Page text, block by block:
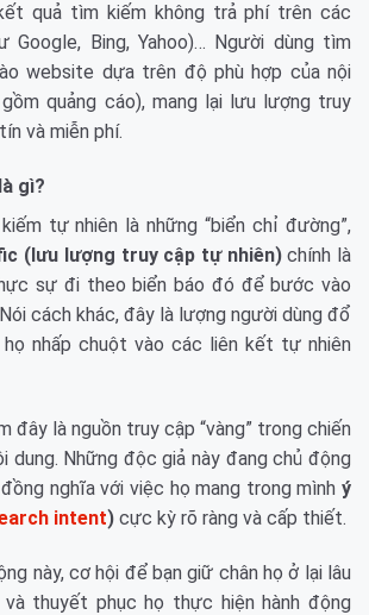
quả tìm kiếm không trả phí trên các
Google, Bing, Yahoo)… Người dùng tìm
website dựa trên độ phù hợp của nội
quảng cáo), mang lại lưu lượng truy
và miễn phí.
gì?
tự nhiên là những “biển chỉ đường”,
(lưu lượng truy cập tự nhiên)chính là
sự đi theo biển báo đó để bước vào
cách khác, đây là lượng người dùng đổ
nhấp chuột vào các liên kết tự nhiên
đây là nguồn truy cập “vàng” trong chiến
dung. Những độc giả này đang chủ động
nghĩa với việc họ mang trong mình ý
intent) cực kỳ rõ ràng và cấp thiết.
này, cơ hội để bạn giữ chân họ ở lại lâu
thuyết phục họ thực hiện hành động